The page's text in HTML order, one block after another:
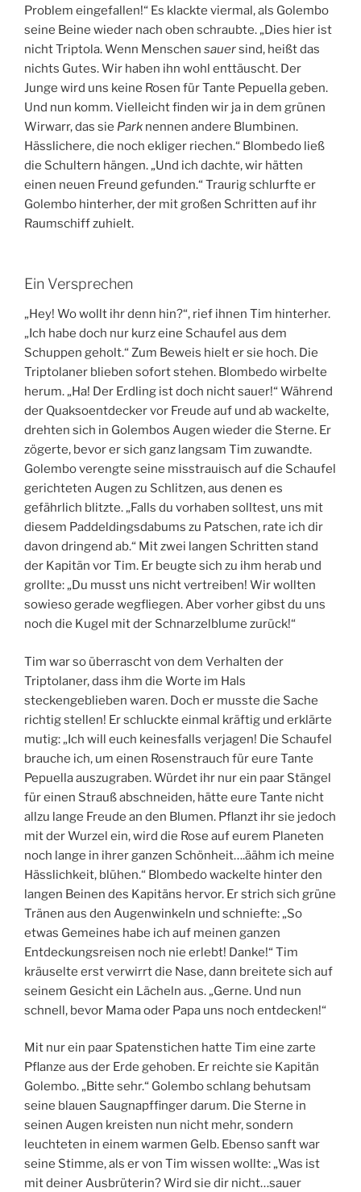
Problem eingefallen!“ Es klackte viermal, als Golembo
seine Beine wieder nach oben schraubte. „Dies hier ist
nicht Triptola. Wenn Menschen sauersind, heißt das
nichts Gutes. Wir haben ihn wohl enttäuscht. Der
Junge wird uns keine Rosen für Tante Pepuella geben.
Und nun komm. Vielleicht finden wir ja in dem grünen
Wirwarr, das sie Park nennen andere Blumbinen.
Hässlichere, die noch ekliger riechen.“ Blombedo ließ
die Schultern hängen. „Und ich dachte, wir hätten
einen neuen Freund gefunden.“ Traurig schlurfte er
Golembo hinterher, der mit großen Schritten auf ihr
Raumschiff zuhielt.
Ein Versprechen
„Hey! Wo wollt ihr denn hin?“, rief ihnen Tim hinterher.
„Ich habe doch nur kurz eine Schaufel aus dem
Schuppen geholt.“ Zum Beweis hielt er sie hoch. Die
Triptolaner blieben sofort stehen. Blombedo wirbelte
herum. „Ha! Der Erdling ist doch nicht sauer!“ Während
der Quaksoentdecker vor Freude auf und ab wackelte,
drehten sich in Golembos Augen wieder die Sterne. Er
zögerte, bevor er sich ganz langsam Tim zuwandte.
Golembo verengte seine misstrauisch auf die Schaufel
gerichteten Augen zu Schlitzen, aus denen es
gefährlich blitzte. „Falls du vorhaben solltest, uns mit
diesem Paddeldingsdabums zu Patschen, rate ich dir
davon dringend ab.“ Mit zwei langen Schritten stand
der Kapitän vor Tim. Er beugte sich zu ihm herab und
grollte: „Du musst uns nicht vertreiben! Wir wollten
sowieso gerade wegfliegen. Aber vorher gibst du uns
noch die Kugel mit der Schnarzelblume zurück!“
Tim war so überrascht von dem Verhalten der
Triptolaner, dass ihm die Worte im Hals
steckengeblieben waren. Doch er musste die Sache
richtig stellen! Er schluckte einmal kräftig und erklärte
mutig: „Ich will euch keinesfalls verjagen! Die Schaufel
brauche ich, um einen Rosenstrauch für eure Tante
Pepuella auszugraben. Würdet ihr nur ein paar Stängel
für einen Strauß abschneiden, hätte eure Tante nicht
allzu lange Freude an den Blumen. Pflanzt ihr sie jedoch
mit der Wurzel ein, wird die Rose auf eurem Planeten
noch lange in ihrer ganzen Schönheit….äähm ich meine
Hässlichkeit, blühen.“ Blombedo wackelte hinter den
langen Beinen des Kapitäns hervor. Er strich sich grüne
Tränen aus den Augenwinkeln und schniefte: „So
etwas Gemeines habe ich auf meinen ganzen
Entdeckungsreisen noch nie erlebt! Danke!“ Tim
kräuselte erst verwirrt die Nase, dann breitete sich auf
seinem Gesicht ein Lächeln aus. „Gerne. Und nun
schnell, bevor Mama oder Papa uns noch entdecken!“
Mit nur ein paar Spatenstichen hatte Tim eine zarte
Pflanze aus der Erde gehoben. Er reichte sie Kapitän
Golembo. „Bitte sehr.“ Golembo schlang behutsam
seine blauen Saugnapffinger darum. Die Sterne in
seinen Augen kreisten nun nicht mehr, sondern
leuchteten in einem warmen Gelb. Ebenso sanft war
seine Stimme, als er von Tim wissen wollte: „Was ist
mit deiner Ausbrüterin? Wird sie dir nicht…sauer